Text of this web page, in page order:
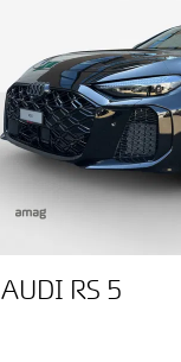
AUDI RS 5